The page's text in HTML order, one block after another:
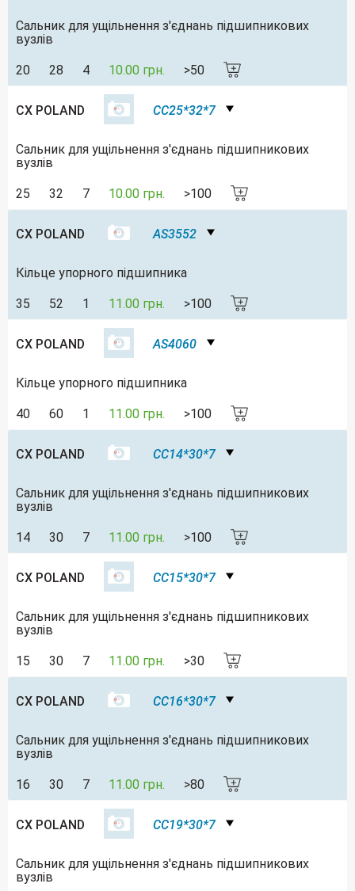
Сальник для ущільнення з'єднань підшипникових
вузлів
20 28 4 10.00 грн. >50
CX POLAND CC25*32*7
Сальник для ущільнення з'єднань підшипникових
вузлів
25 32 7 10.00 грн. >100
CX POLAND AS3552
Кільце упорного підшипника
35 52 1 11.00 грн. >100
CX POLAND AS4060
Кільце упорного підшипника
40 60 1 11.00 грн. >100
CX POLAND CC14*30*7
Сальник для ущільнення з'єднань підшипникових
вузлів
14 30 7 11.00 грн. >100
CX POLAND CC15*30*7
Сальник для ущільнення з'єднань підшипникових
вузлів
15 30 7 11.00 грн. >30
CX POLAND CC16*30*7
Сальник для ущільнення з'єднань підшипникових
вузлів
16 30 7 11.00 грн. >80
CX POLAND CC19*30*7
Сальник для ущільнення з'єднань підшипникових
вузлів